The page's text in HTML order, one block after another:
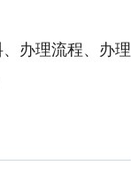
办理流程、办理